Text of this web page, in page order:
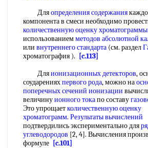
Дляопределения содержания
компонента в смеси необходимо
количественную оценку хроматограммы
использованиемметодов абсолютной
или внутреннего стандарта (см. раздел
хроматография ).
[c.113]
Дляионизационных детекторов,
соударенияхпервого рода, можно на
поперечных сечений ионизации
величинуионного токапо составу
Это упрощаетколичественную оценку
хроматограмм. Результаты вычислений
подтвердились экспериментально для
углеводородов [2, 4]. Вычисления
формуле [c.101]